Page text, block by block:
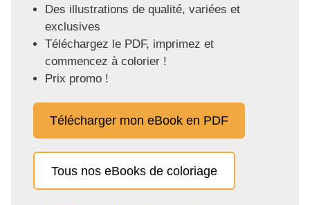
Des illustrations de qualité, variées et
exclusives
Téléchargez le PDF, imprimez et
commencez à colorier !
Prix promo !
Télécharger mon eBook en PDF
Tous nos eBooks de coloriage